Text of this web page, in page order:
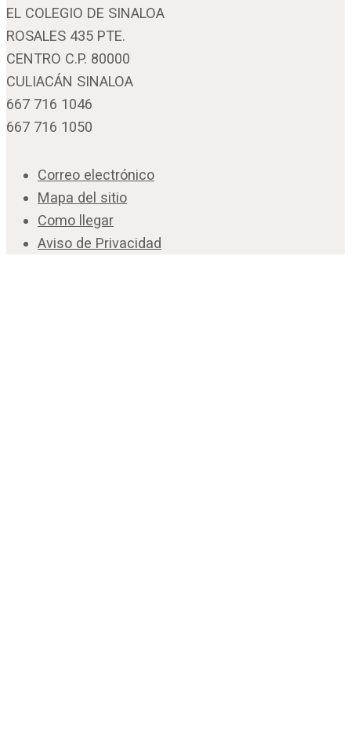
EL COLEGIO DE SINALOA
ROSALES 435 PTE.
CENTRO C.P. 80000
CULIACÁN SINALOA
667 716 1046
667 716 1050
Correo electrónico
Mapa del sitio
Como llegar
Aviso de Privacidad